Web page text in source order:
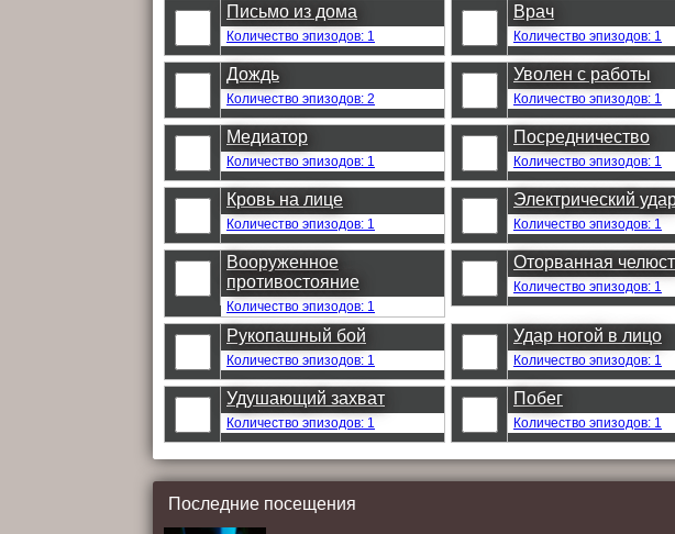
Письмо из дома
Количество эпизодов: 1
Врач
Количество эпизодов: 1
Дождь
Количество эпизодов: 2
Уволен с работы
Количество эпизодов: 1
Медиатор
Количество эпизодов: 1
Посредничество
Количество эпизодов: 1
Кровь на лице
Количество эпизодов: 1
Электрический
Количество эпизодов: 1
Вооруженное
противостояние
Количество эпизодов: 1
Оторванная
Количество эпизодов: 1
Рукопашный бой
Количество эпизодов: 1
Удар ногой в лицо
Количество эпизодов: 1
Удушающий захват
Количество эпизодов: 1
Побег
Количество эпизодов: 1
Последние посещения